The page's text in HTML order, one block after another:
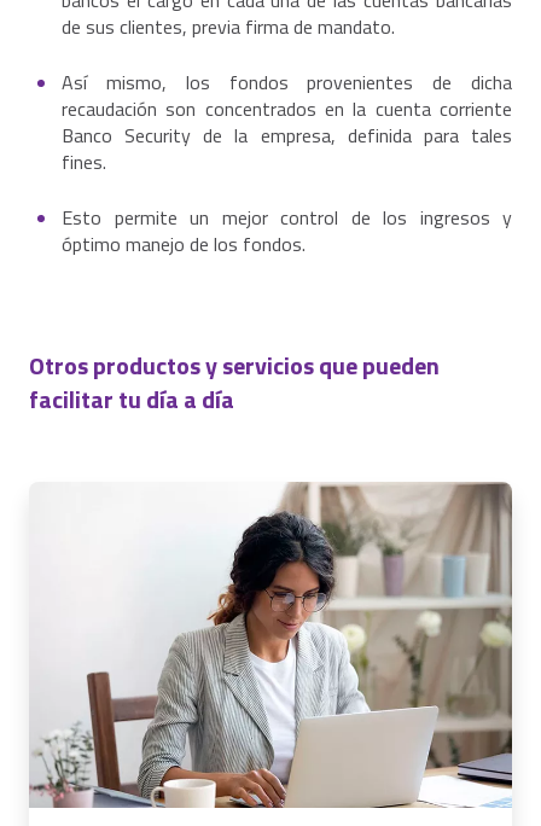
de sus clientes, previa firma de mandato.
Así mismo, los fondos provenientes de dicha
recaudación son concentrados en la cuenta corriente
Banco Security de la empresa, definida para tales
fines.
Esto permite un mejor control de los ingresos y
óptimo manejo de los fondos.
Otros productos y servicios que pueden
facilitar tu día a día